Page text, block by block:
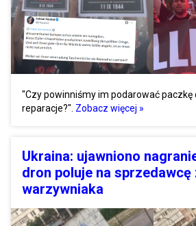
"Czy powinniśmy im podarować paczkę
reparacje?". Zobacz więcej »
Ukraina: ujawniono
dron poluje na sprzedawcę
warzywniaka